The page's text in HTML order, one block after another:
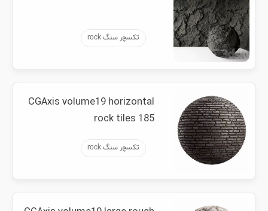
تکسچر سنگ rock
CGAxis volume19 horizontal
rock tiles 185
تکسچر سنگ rock